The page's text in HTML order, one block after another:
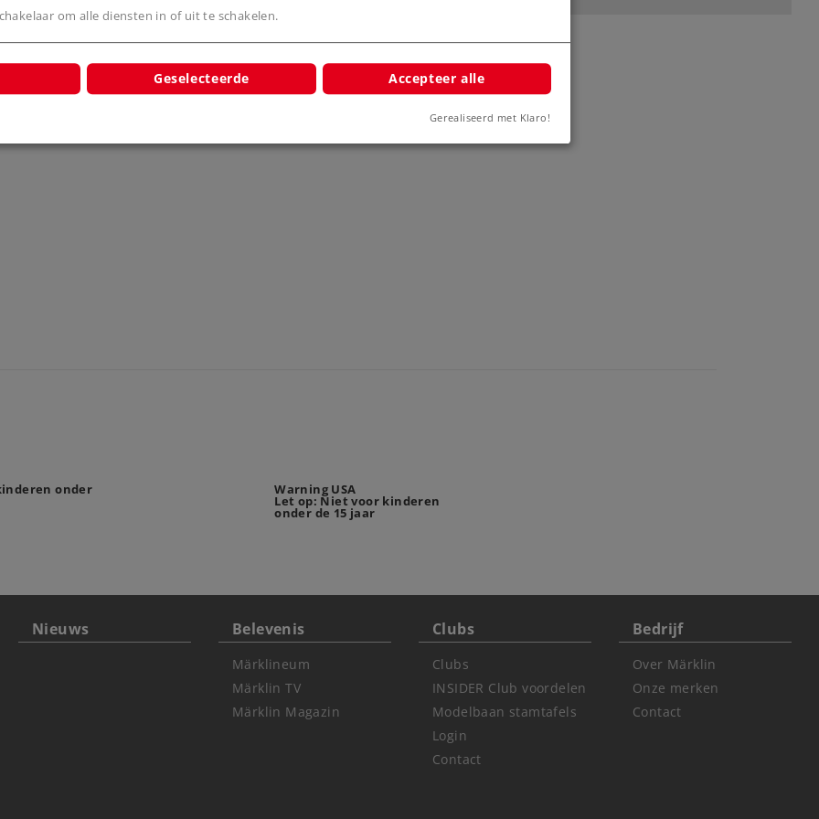
onder Warning USA
Let op: Niet voor kinderen
onder de 15 jaar
Nieuws Belevenis
Märklineum
Märklin TV
Märklin Magazin
Clubs
Clubs
INSIDER Club voordelen
Modelbaan stamtafels
Login
Contact
Bedrijf
Over Märklin
Onze merken
Contact
om alle diensten in of uit te schakelen.
Geselecteerde Accepteer alle
Gerealiseerd met Klaro!